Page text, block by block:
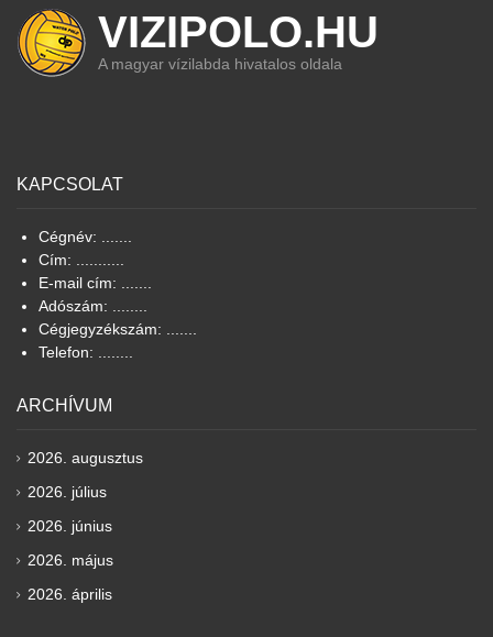
VIZIPOLO.HU
A magyar vízilabda hivatalos oldala
KAPCSOLAT
Cégnév: .......
Cím: ...........
E-mail cím: .......
Adószám: ........
Cégjegyzékszám: .......
Telefon: ........
ARCHÍVUM
2026. augusztus
2026. július
2026. június
2026. május
2026. április